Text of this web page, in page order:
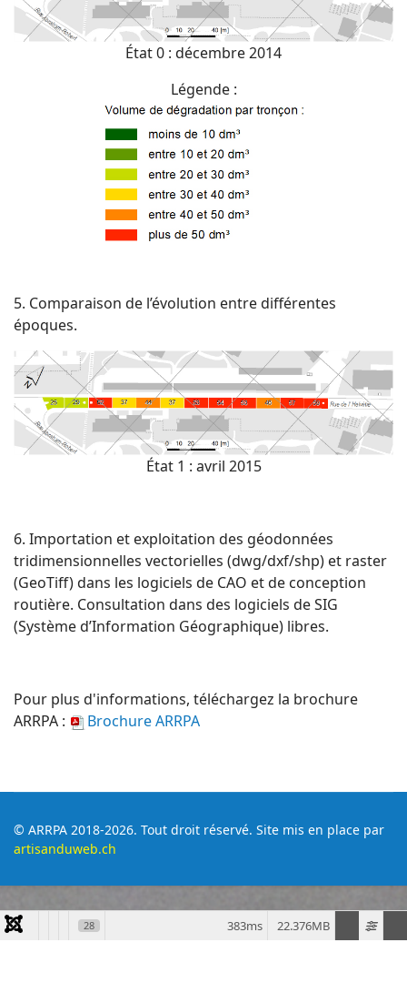
État 0 : décembre 2014
Légende :
5. Comparaison de l’évolution entre différentes
époques.
État 1 : avril 2015
6. Importation et exploitation des géodonnées
tridimensionnelles vectorielles (dwg/dxf/shp) et raster
(GeoTiff) dans les logiciels de CAO et de conception
routière. Consultation dans des logiciels de SIG
(Système d’Information Géographique) libres.
Pour plus d'informations, téléchargez la brochure
ARRPA :
Brochure ARRPA
© ARRPA 2018-2026. Tout droit réservé. Site mis en place par
artisanduweb.ch
28 22.376MB
383ms